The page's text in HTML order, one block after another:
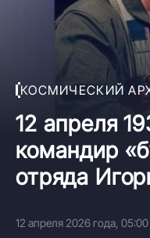
КОСМИЧЕСКИЙ
12 апреля
командир
отряда
12 апреля 2026 года, 05:00